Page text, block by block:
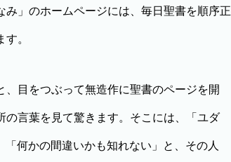
」のホームページには、毎日聖書を順序正
。
目をつぶって無造作に聖書のページを開
言葉を見て驚きます。そこには、「ユダ
何かの間違いかも知れない」と、その人